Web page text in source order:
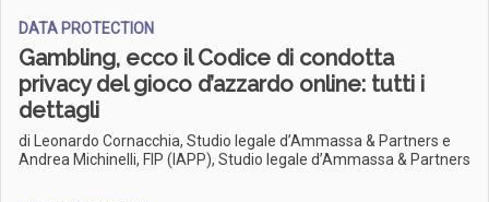
DATA PROTECTION
Gambling, ecco il Codice di condotta
privacy del gioco d’azzardo online: tutti i
dettagli
di Leonardo Cornacchia, Studio legale d’Ammassa & Partners e
Andrea Michinelli, FIP (IAPP), Studio legale d’Ammassa & Partners